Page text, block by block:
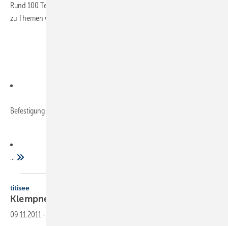
Rund 100 Teilnehmer hörten aktuelle und interessante Fachvorträge
zu Themen wie
Befestigung von Solaranlagen auf Metall­dächern
...
titisee
Klempnertreff
09.11.2011 -